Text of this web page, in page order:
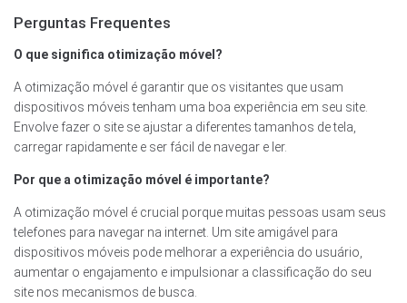
Perguntas Frequentes
O que significa otimização móvel?
A otimização móvel é garantir que os visitantes que usam
dispositivos móveis tenham uma boa experiência em seu site.
Envolve fazer o site se ajustar a diferentes tamanhos de tela,
carregar rapidamente e ser fácil de navegar e ler.
Por que a otimização móvel é importante?
A otimização móvel é crucial porque muitas pessoas usam seus
telefones para navegar na internet. Um site amigável para
dispositivos móveis pode melhorar a experiência do usuário,
aumentar o engajamento e impulsionar a classificação do seu
site nos mecanismos de busca.